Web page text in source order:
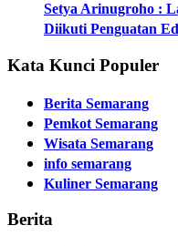
Setya Arinugroho :
Diikuti Penguatan
Kata Kunci Populer
Berita Semarang
Pemkot Semarang
Wisata Semarang
info semarang
Kuliner Semarang
Berita